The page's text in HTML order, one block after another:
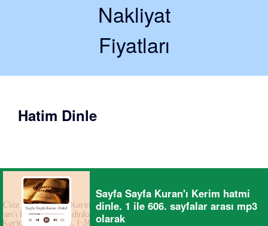
Nakliyat
Fiyatları
Hatim Dinle
Sayfa Sayfa Kuran'ı Kerim hatmi
dinle. 1 ile 606. sayfalar arası mp3
olarak